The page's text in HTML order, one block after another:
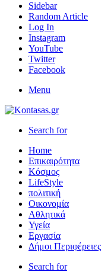
Sidebar
Random Article
Log In
Instagram
YouTube
Twitter
Facebook
Menu
Search for
Home
Επικαιρότητα
Κόσμος
LifeStyle
πολιτική
Οικονομία
Αθλητικά
Υγεία
Εργασία
Δήμοι Περιφέρειες
Search for